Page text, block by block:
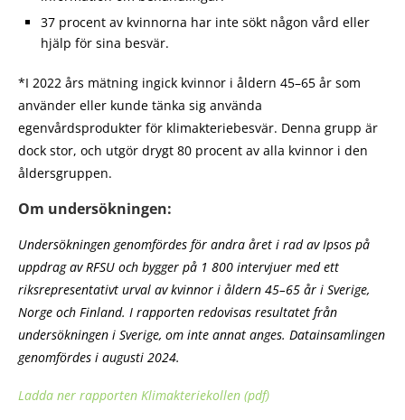
37 procent av kvinnorna har inte sökt någon vård eller
hjälp för sina besvär.
*I 2022 års mätning ingick kvinnor i åldern 45–65 år som
använder eller kunde tänka sig använda
egenvårdsprodukter för klimakteriebesvär. Denna grupp är
dock stor, och utgör drygt 80 procent av alla kvinnor i den
åldersgruppen.
Om undersökningen:
Undersökningen genomfördes för andra året i rad av Ipsos på
uppdrag av RFSU och bygger på 1 800 intervjuer med ett
riksrepresentativt urval av kvinnor i åldern 45–65 år i Sverige,
Norge och Finland. I rapporten redovisas resultatet från
undersökningen i Sverige, om inte annat anges. Datainsamlingen
genomfördes i augusti 2024.
Ladda ner rapporten Klimakteriekollen (pdf)